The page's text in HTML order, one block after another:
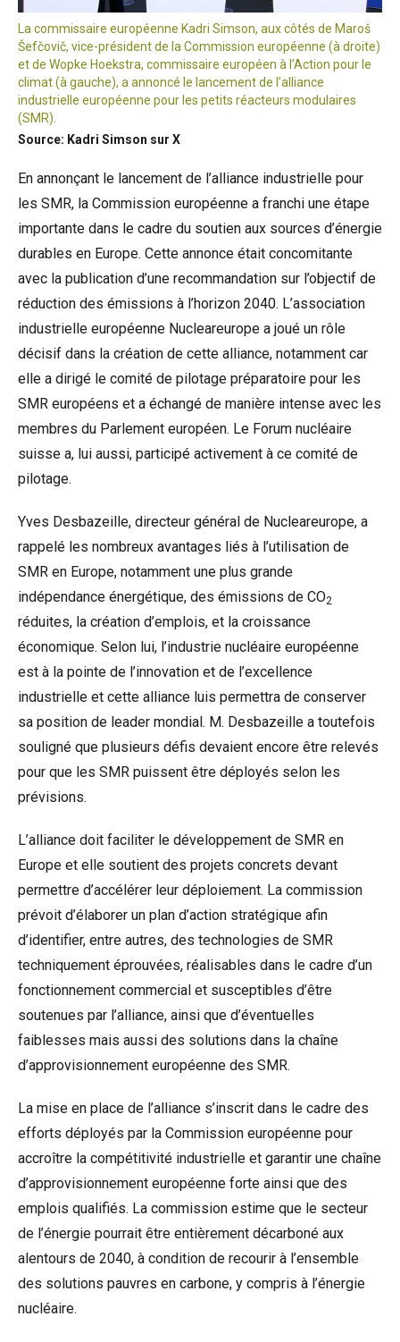
La commissaire européenne Kadri Simson, aux côtés de Maroš
Šefčovič, vice-président de la Commission européenne (à droite)
et de Wopke Hoekstra, commissaire européen à l’Action pour le
climat (à gauche), a annoncé le lancement de l’alliance
industrielle européenne pour les petits réacteurs modulaires
(SMR).
Source: Kadri Simson sur X
En annonçant le lancement de l’alliance industrielle pour
les SMR, la Commission européenne a franchi une étape
importante dans le cadre du soutien aux sources d’énergie
durables en Europe. Cette annonce était concomitante
avec la publication d’une recommandation sur l’objectif de
réduction des émissions à l’horizon 2040. L’association
industrielle européenne Nucleareurope a joué un rôle
décisif dans la création de cette alliance, notamment car
elle a dirigé le comité de pilotage préparatoire pour les
SMR européens et a échangé de manière intense avec les
membres du Parlement européen. Le Forum nucléaire
suisse a, lui aussi, participé activement à ce comité de
pilotage.
Yves Desbazeille, directeur général de Nucleareurope, a
rappelé les nombreux avantages liés à l’utilisation de
SMR en Europe, notamment une plus grande
indépendance énergétique, des émissions de CO2
réduites, la création d’emplois, et la croissance
économique. Selon lui, l’industrie nucléaire européenne
est à la pointe de l’innovation et de l’excellence
industrielle et cette alliance luis permettra de conserver
sa position de leader mondial. M. Desbazeille a toutefois
souligné que plusieurs défis devaient encore être relevés
pour que les SMR puissent être déployés selon les
prévisions.
L’alliance doit faciliter le développement de SMR en
Europe et elle soutient des projets concrets devant
permettre d’accélérer leur déploiement. La commission
prévoit d’élaborer un plan d’action stratégique afin
d’identifier, entre autres, des technologies de SMR
techniquement éprouvées, réalisables dans le cadre d’un
fonctionnement commercial et susceptibles d’être
soutenues par l’alliance, ainsi que d’éventuelles
faiblesses mais aussi des solutions dans la chaîne
d’approvisionnement européenne des SMR.
La mise en place de l’alliance s’inscrit dans le cadre des
efforts déployés par la Commission européenne pour
accroître la compétitivité industrielle et garantir une chaîne
d’approvisionnement européenne forte ainsi que des
emplois qualifiés. La commission estime que le secteur
de l’énergie pourrait être entièrement décarboné aux
alentours de 2040, à condition de recourir à l’ensemble
des solutions pauvres en carbone, y compris à l’énergie
nucléaire.